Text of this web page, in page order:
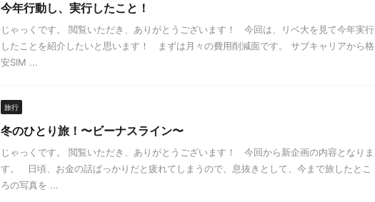
今年行動し、実行したこと！
じゃっくです。 閲覧いただき、ありがとうございます！ 今回は、リベ大を見て今年実行
したことを紹介したいと思います！ まずは月々の費用削減面です。 サブキャリアから格
安SIM ...
旅行
冬のひとり旅！〜ビーナスライン〜
じゃっくです。 閲覧いただき、ありがとうございます！ 今回から新企画の内容となりま
す。 日頃、お金の話ばっかりだと疲れてしまうので、息抜きとして、今まで旅したとこ
ろの写真を ...